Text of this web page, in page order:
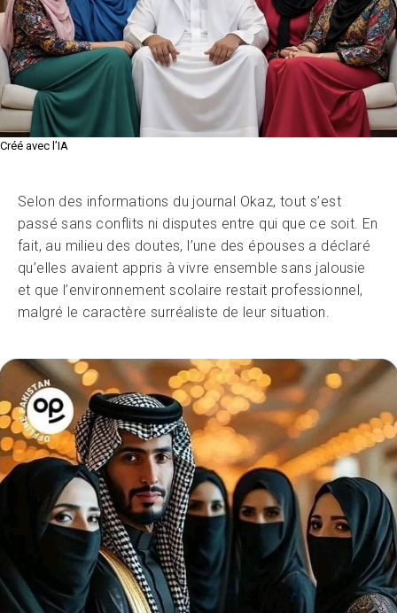
Créé avec l’IA
Selon des informations du journal Okaz, tout s’est
passé sans conflits ni disputes entre qui que ce soit. En
fait, au milieu des doutes, l’une des épouses a déclaré
qu’elles avaient appris à vivre ensemble sans jalousie
et que l’environnement scolaire restait professionnel,
malgré le caractère surréaliste de leur situation.